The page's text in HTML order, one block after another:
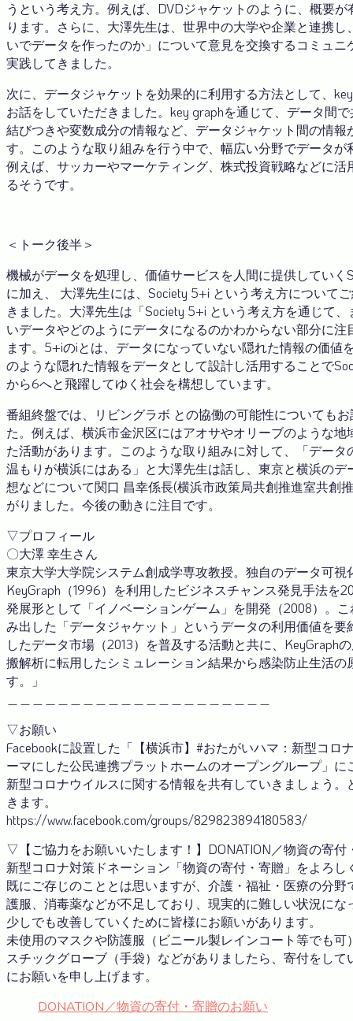
うという考え方。例えば、DVDジャケットのように、概要が
ります。さらに、大澤先生は、世界中の大学や企業と連携し
いでデータを作ったのか」について意見を交換するコミュニ
実践してきました。
次に、データジャケットを効果的に利用する方法として、
お話をしていただきました。key graphを通じて、データ間
結びつきや変数成分の情報など、データジャケット間の情報
す。このような取り組みを行う中で、幅広い分野でデータが
例えば、サッカーやマーケティング、株式投資戦略などに活
るそうです。
＜トーク後半＞
機械がデータを処理し、価値サービスを人間に提供していく
に加え、 大澤先生には、Society 5+i という考え方について
きました。大澤先生は「Society 5+i という考え方を通じて
いデータやどのようにデータになるのかわからない部分に注
ます。5+iのiとは、データになっていない隠れた情報の価値
のような隠れた情報をデータとして設計し活用することで
から6へと飛躍してゆく社会を構想しています。
番組終盤では、リビングラボ との協働の可能性についても
た。例えば、横浜市金沢区にはアオサやオリーブのような地
た活動があります。このような取り組みに対して、「データ
温もりが横浜にはある」と大澤先生は話し、東京と横浜のデ
想などについて関口 昌幸係長(横浜市政策局共創推進室共創
がりました。今後の動きに注目です。
▽プロフィール
〇大澤 幸生さん
東京大学大学院システム創成学専攻教授。独自のデータ可視
KeyGraph（1996）を利用したビジネスチャンス発見手法を
発展形として「イノベーションゲーム」を開発（2008）。
み出した「データジャケット」というデータの利用価値を要
したデータ市場（2013）を普及する活動と共に、KeyGraph
搬解析に転用したシミュレーション結果から感染防止生活の
す。」
▽お願い
Facebookに設置した「【横浜市】#おたがいハマ：新型コロ
ーマにした公民連携プラットホームのオープングループ」に
新型コロナウイルスに関する情報を共有していきましょう。
きます。
https://www.facebook.com/groups/829823894180583/
▽【ご協力をお願いいたします！】DONATION／物資の寄付
新型コロナ対策ドネーション「物資の寄付・寄贈」をよろし
既にご存じのこととは思いますが、介護・福祉・医療の分野
護服、消毒薬などが不足しており、現実的に難しい状況にな
少しでも改善していくために皆様にお願いがあります。
未使用のマスクや防護服（ビニール製レインコート等でも可
スチックグローブ（手袋）などがありましたら、寄付をして
にお願いを申し上げます。
DONATION／物資の寄付・寄贈のお願い